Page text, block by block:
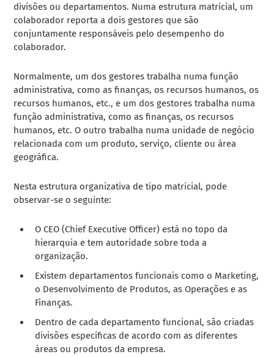
divisões ou departamentos. Numa estrutura matricial, um
colaborador reporta a dois gestores que são
conjuntamente responsáveis pelo desempenho do
colaborador.
Normalmente, um dos gestores trabalha numa função
administrativa, como as finanças, os recursos humanos, os
recursos humanos, etc., e um dos gestores trabalha numa
função administrativa, como as finanças, os recursos
humanos, etc. O outro trabalha numa unidade de negócio
relacionada com um produto, serviço, cliente ou área
geográfica.
Nesta estrutura organizativa de tipo matricial, pode
observar-se o seguinte:
O CEO (Chief Executive Officer) está no topo da
hierarquia e tem autoridade sobre toda a
organização.
Existem departamentos funcionais como o Marketing,
o Desenvolvimento de Produtos, as Operações e as
Finanças.
Dentro de cada departamento funcional, são criadas
divisões específicas de acordo com as diferentes
áreas ou produtos da empresa.